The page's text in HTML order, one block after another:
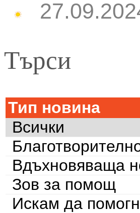
Търси
Тип новина
Всички
Вдъхновяваща
Зов за помощ
Искам да